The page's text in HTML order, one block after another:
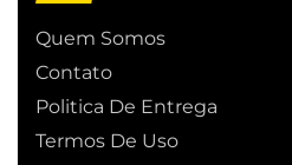
Quem Somos
Contato
Politica De Entrega
Termos De Uso